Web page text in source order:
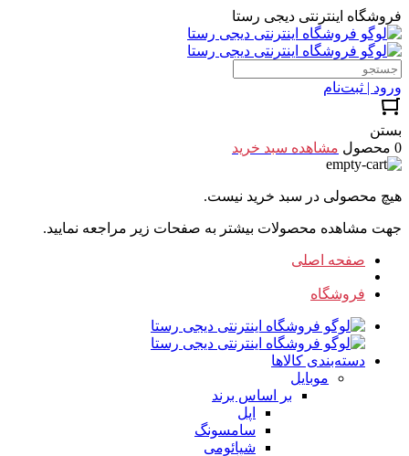
فروشگاه اینترنتی دیجی رستا
ورود | ثبت‌نام
بستن
0 محصول
مشاهده سبد خرید
هیچ محصولی در سبد خرید نیست.
جهت مشاهده محصولات بیشتر به صفحات زیر مراجعه نمایید.
صفحه اصلی
فروشگاه
دسته‌بندی کالاها
موبایل
بر اساس برند
اپل
سامسونگ
شیائومی